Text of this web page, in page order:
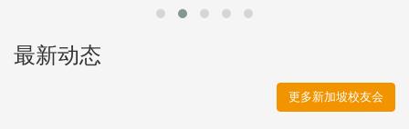
最新动态
更多新加坡校友会